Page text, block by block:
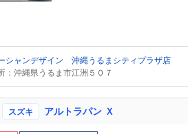
シャンデザイン 沖縄うるまシティプラザ店
：沖縄県うるま市江洲５０７
スズキ アルトラパン Ｘ